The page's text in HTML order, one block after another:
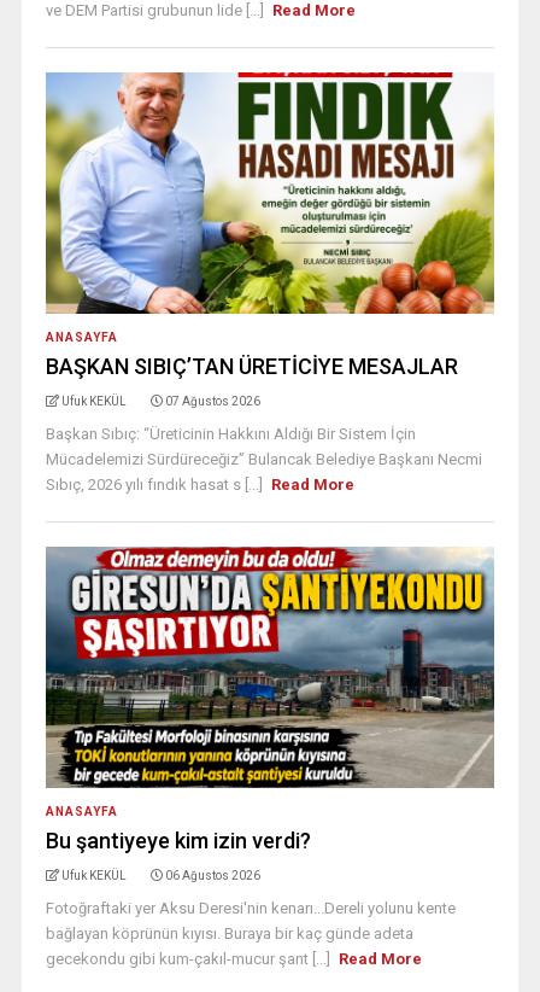
ve DEM Partisi grubunun lide [...]
Read More
ANASAYFA
BAŞKAN SIBIÇ’TAN ÜRETİCİYE MESAJLAR
Ufuk KEKÜL 07 Ağustos 2026
Başkan Sıbıç: “Üreticinin Hakkını Aldığı Bir Sistem İçin
Mücadelemizi Sürdüreceğiz” Bulancak Belediye Başkanı Necmi
Sıbıç, 2026 yılı fındık hasat s [...]
Read More
ANASAYFA
Bu şantiyeye kim izin verdi?
Ufuk KEKÜL 06 Ağustos 2026
Fotoğraftaki yer Aksu Deresi'nin kenarı...Dereli yolunu kente
bağlayan köprünün kıyısı. Buraya bir kaç günde adeta
gecekondu gibi kum-çakıl-mucur şant [...]
Read More